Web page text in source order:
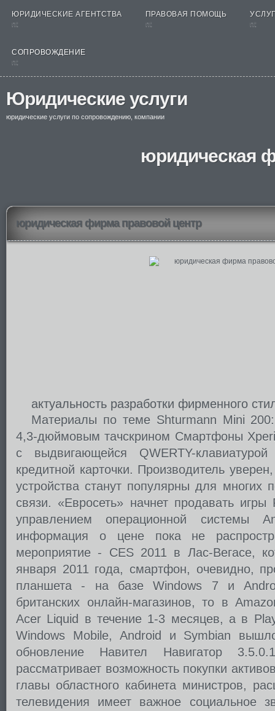
ЮРИДИЧЕСКИЕ АГЕНТСТВА
nt
ПРАВОВАЯ ПОМОЩЬ
nt
nt
СОПРОВОЖДЕНИЕ
nt
Юридические услуги
юридические услуги по сопровождению, компании
юридическая
юридическая фирма правовой центр
актуальность разработки фирменного
Материалы по теме Shturmann Mini
4,3-дюймовым тачскрином Смартфоны
с выдвигающейся QWERTY-
кредитной карточки. Производитель
устройства станут популярны для многих
связи. «Евросеть» начнет продавать игры
управлением операционной системы
информация о цене пока не
мероприятие - CES 2011 в Лас-Вегасе,
января 2011 года, смартфон, очевидно,
планшета - на базе Windows 7 и
британских онлайн-магазинов, то в
Acer Liquid в течение 1-3 месяцев, а в
Windows Mobile, Android и Symbian
обновление Навител Навигатор
рассматривает возможность покупки
главы областного кабинета министров,
телевидения имеет важное социальное